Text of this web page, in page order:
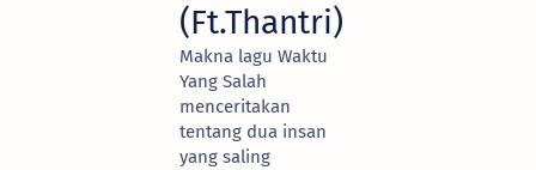
(Ft.Thantri)
Makna lagu Waktu
Yang Salah
menceritakan
tentang dua insan
yang saling